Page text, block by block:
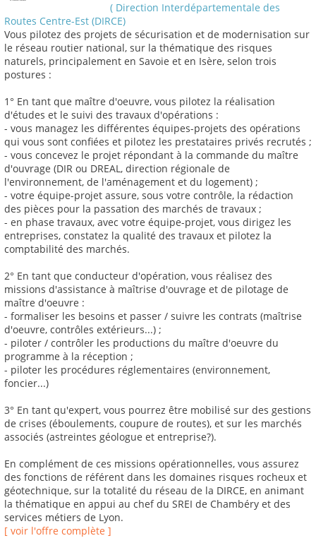
( Direction Interdépartementale des
Routes Centre-Est (DIRCE)
Vous pilotez des projets de sécurisation et de modernisation sur
le réseau routier national, sur la thématique des risques
naturels, principalement en Savoie et en Isère, selon trois
postures :
1° En tant que maître d'oeuvre, vous pilotez la réalisation
d'études et le suivi des travaux d'opérations :
- vous managez les différentes équipes-projets des opérations
qui vous sont confiées et pilotez les prestataires privés recrutés ;
- vous concevez le projet répondant à la commande du maître
d'ouvrage (DIR ou DREAL, direction régionale de
l'environnement, de l'aménagement et du logement) ;
- votre équipe-projet assure, sous votre contrôle, la rédaction
des pièces pour la passation des marchés de travaux ;
- en phase travaux, avec votre équipe-projet, vous dirigez les
entreprises, constatez la qualité des travaux et pilotez la
comptabilité des marchés.
2° En tant que conducteur d'opération, vous réalisez des
missions d'assistance à maîtrise d'ouvrage et de pilotage de
maître d'oeuvre :
- formaliser les besoins et passer / suivre les contrats (maîtrise
d'oeuvre, contrôles extérieurs...) ;
- piloter / contrôler les productions du maître d'oeuvre du
programme à la réception ;
- piloter les procédures réglementaires (environnement,
foncier...)
3° En tant qu'expert, vous pourrez être mobilisé sur des gestions
de crises (éboulements, coupure de routes), et sur les marchés
associés (astreintes géologue et entreprise?).
En complément de ces missions opérationnelles, vous assurez
des fonctions de référent dans les domaines risques rocheux et
géotechnique, sur la totalité du réseau de la DIRCE, en animant
la thématique en appui au chef du SREI de Chambéry et des
services métiers de Lyon.
[ voir l'offre complète ]